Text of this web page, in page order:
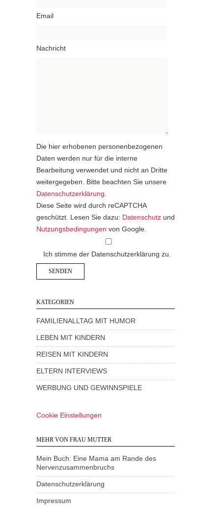
Email
Nachricht
Die hier erhobenen personenbezogenen
Daten werden nur für die interne
Bearbeitung verwendet und nicht an Dritte
weitergegeben. Bitte beachten Sie unsere
Datenschutzerklärung.
Diese Seite wird durch reCAPTCHA
geschützt. Lesen Sie dazu: Datenschutz und
Nutzungsbedingungen von Google.
Ich stimme der Datenschutzerklärung zu.
KATEGORIEN
FAMILIENALLTAG MIT HUMOR
LEBEN MIT KINDERN
REISEN MIT KINDERN
ELTERN INTERVIEWS
WERBUNG UND GEWINNSPIELE
Cookie Einstellungen
MEHR VON FRAU MUTTER
Mein Buch: Eine Mama am Rande des
Nervenzusammenbruchs
Datenschutzerklärung
Impressum